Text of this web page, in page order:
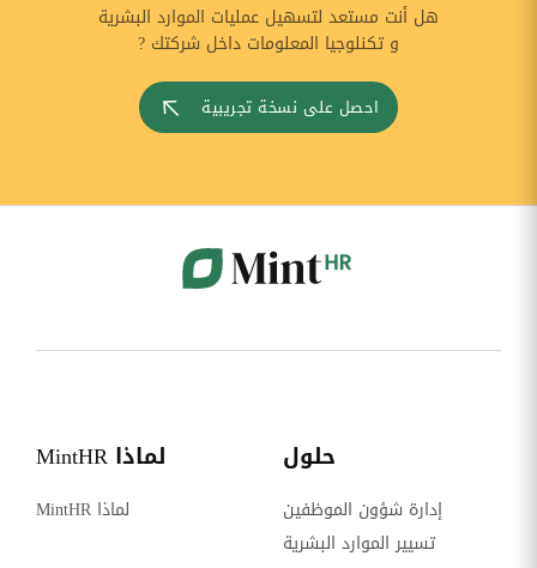
هل أنت مستعد لتسهيل عمليات الموارد البشرية
و تكنلوجيا المعلومات داخل شركتك ?
احصل على نسخة تجريبية
حلول
إدارة شؤون الموظفين
تسيير الموارد البشرية
لماذا MintHR
لماذا MintHR